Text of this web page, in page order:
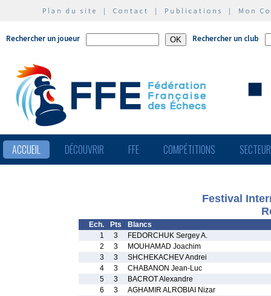
Plan du site | Contact | Publications | Mon
Rechercher un joueur Rechercher un club
ACCUEIL DÉCOUVRIR FFE COMPÉTITIONS
Festival
Ech. Pts
Blancs
1
3
FEDORCHUK Sergey A.
2
3
MOUHAMAD Joachim
3
3
SHCHEKACHEV Andrei
4
3
CHABANON Jean-Luc
5
3
BACROT Alexandre
6
3
AGHAMIR ALROBIAI Nizar